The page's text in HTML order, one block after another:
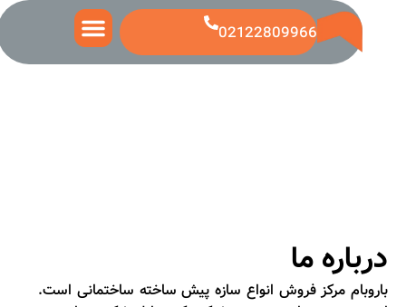
02122809966
درباره ما
باروبام مرکز فروش انواع سازه پیش ساخته ساختمانی است.